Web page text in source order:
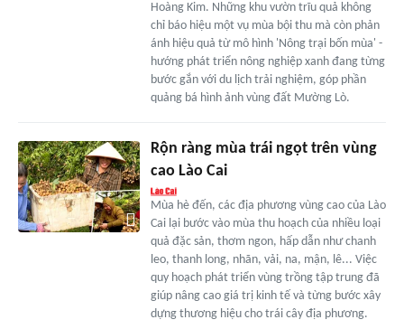
Hoàng Kim. Những khu vườn trĩu quả không
chỉ báo hiệu một vụ mùa bội thu mà còn phản
ánh hiệu quả từ mô hình 'Nông trại bốn mùa' -
hướng phát triển nông nghiệp xanh đang từng
bước gắn với du lịch trải nghiệm, góp phần
quảng bá hình ảnh vùng đất Mường Lò.
Rộn ràng mùa trái ngọt trên vùng
cao Lào Cai
Mùa hè đến, các địa phương vùng cao của Lào
Cai lại bước vào mùa thu hoạch của nhiều loại
quả đặc sản, thơm ngon, hấp dẫn như chanh
leo, thanh long, nhãn, vải, na, mận, lê... Việc
quy hoạch phát triển vùng trồng tập trung đã
giúp nâng cao giá trị kinh tế và từng bước xây
dựng thương hiệu cho trái cây địa phương.